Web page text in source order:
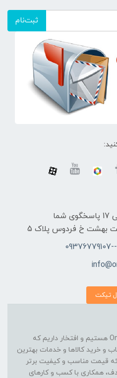
ثبت‌نام
هفت روز هفته ،از ساعت 9 الی 17 پاسخگوی شما
بهشت خ فردوس پلاک 5
تیکت
ما فروشگاه اینترنتی OneTikKala هستیم و افتخار داریم که
و خرید کالاها و خدمات بهترین
قیمت مناسب و کیفیت برتر
همکاری با کسب و کارهای